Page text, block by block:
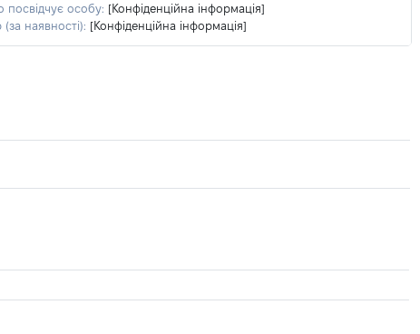
посвідчує особу: [Конфіденційна інформація]
наявності): [Конфіденційна інформація]